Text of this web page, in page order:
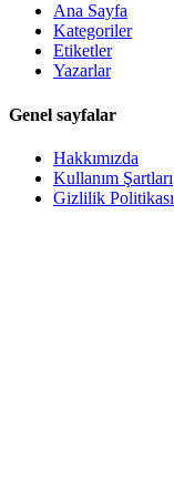
Ana Sayfa
Kategoriler
Etiketler
Yazarlar
Genel sayfalar
Hakkımızda
Kullanım Şartları
Gizlilik Politikası